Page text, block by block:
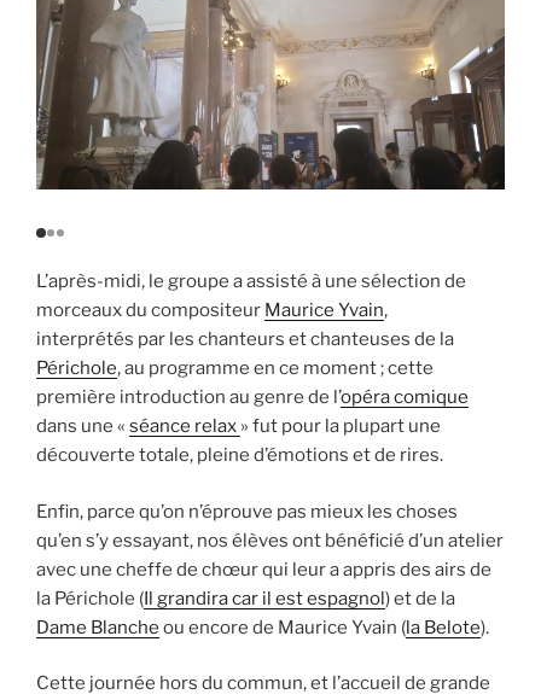
L’après-midi, le groupe a assisté à une sélection de
morceaux du compositeur Maurice Yvain,
interprétés par les chanteurs et chanteuses de la
Périchole, au programme en ce moment ; cette
première introduction au genre de l’opéra comique
dans une « séance relax » fut pour la plupart une
découverte totale, pleine d’émotions et de rires.
Enfin, parce qu’on n’éprouve pas mieux les choses
qu’en s’y essayant, nos élèves ont bénéficié d’un atelier
avec une cheffe de chœur qui leur a appris des airs de
la Périchole (Il grandira car il est espagnol) et de la
Dame Blanche ou encore de Maurice Yvain (la Belote).
Cette journée hors du commun, et l’accueil de grande